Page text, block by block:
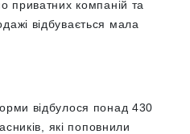
приватних компаній та
відбувається мала
відбулося понад 430
які поповнили